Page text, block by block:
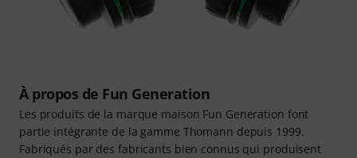
À propos de Fun Generation
Les produits de la marque maison Fun Generation font
partie intégrante de la gamme Thomann depuis 1999.
Fabriqués par des fabricants bien connus qui produisent